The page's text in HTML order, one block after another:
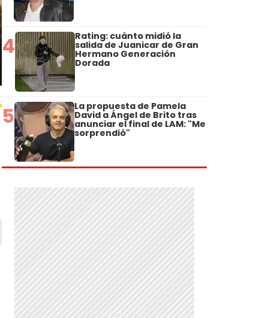
4 Rating: cuánto midió la
salida de Juanicar de Gran
Hermano Generación
Dorada
5 La propuesta de Pamela
David a Ángel de Brito tras
anunciar el final de LAM: "Me
sorprendió"